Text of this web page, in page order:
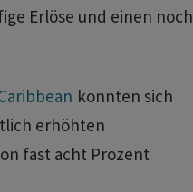
Erlöse und einen noch
konnten sich
erhöhten
fast acht Prozent